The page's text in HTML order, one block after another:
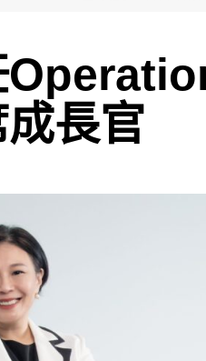
長官